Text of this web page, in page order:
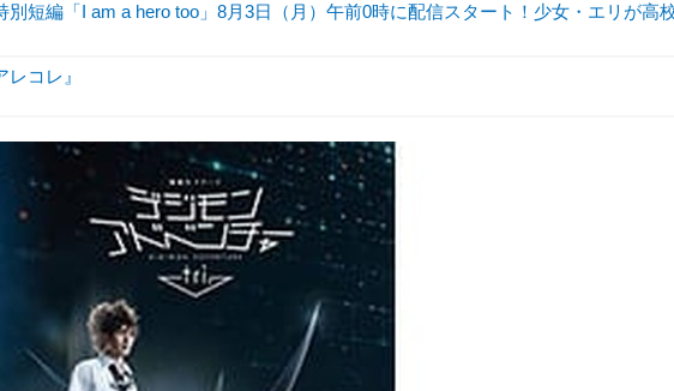
別短編「I am a hero too」8月3日（月）午前0時に配信スタート！少女・エリが高
コレ』